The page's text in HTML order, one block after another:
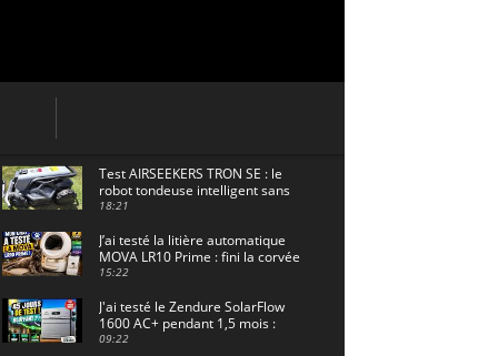
Test AIRSEEKERS TRON SE : le
robot tondeuse intelligent sans
câble pour 1500 m² !
18:21
J’ai testé la litière automatique
MOVA LR10 Prime : fini la corvée
? 🐱
15:22
J'ai testé le Zendure SolarFlow
1600 AC+ pendant 1,5 mois :
voici les résultats ! ☀️🔋
09:22